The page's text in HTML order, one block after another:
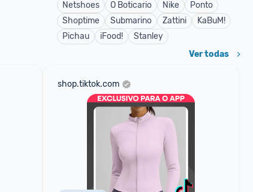
Netshoes
O Boticario Nike
Ponto
Shoptime
Submarino Zattini
KaBuM!
Pichau
iFood! Stanley
Ver todas
shop.tiktok.com